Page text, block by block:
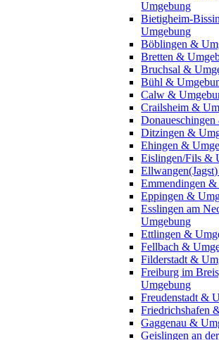
Umgebung
Bietigheim-
Umgebung
Böblingen &
Bretten &
Bruchsal &
Bühl &
Calw &
Crailsheim &
Ditzingen &
Ehingen &
Eislingen/Fils &
Emmendingen
Eppingen &
Esslingen am
Umgebung
Ettlingen &
Fellbach &
Filderstadt &
Freiburg im
Umgebung
Freudenstadt &
Friedrichshafen
Gaggenau &
Geislingen an